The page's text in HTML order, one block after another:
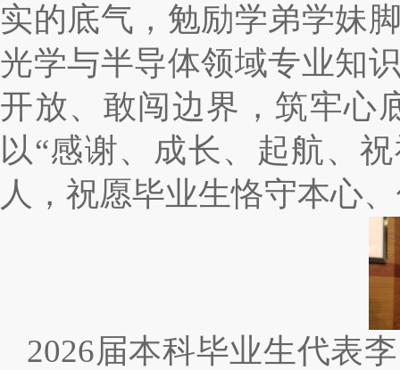
实的底气，勉励学弟学妹
光学与半导体领域专业知
开放、敢闯边界，筑牢心
以“感谢、成长、起航、
人，祝愿毕业生恪守本心
2026届本科毕业生代表